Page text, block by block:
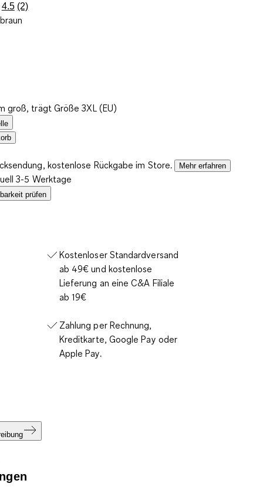
4.5 2
Bewertungen
(2)
groß, trägt Größe 3XL (EU)
kostenlose Rückgabe im Store. Mehr erfahren
3-5 Werktage
prüfen
Kostenloser Standardversand
ab 49€ und kostenlose
Lieferung an eine C&A Filiale
ab 19€
Zahlung per Rechnung,
Kreditkarte, Google Pay oder
Apple Pay.